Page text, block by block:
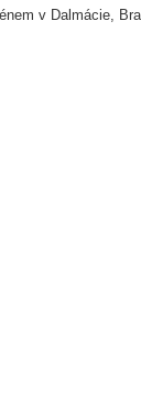
v Dalmácie,